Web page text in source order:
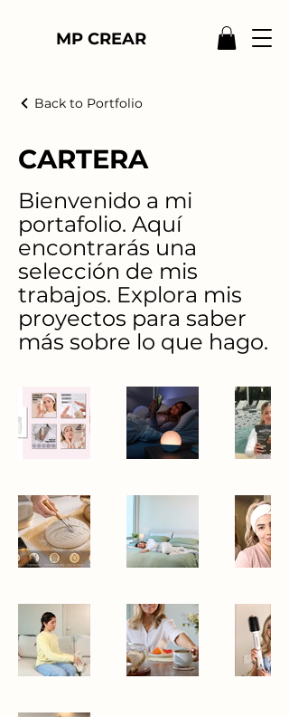
MP CREAR
Back to Portfolio
CARTERA
Bienvenido a mi
portafolio. Aquí
encontrarás una
selección de mis
trabajos. Explora mis
proyectos para saber
más sobre lo que hago.